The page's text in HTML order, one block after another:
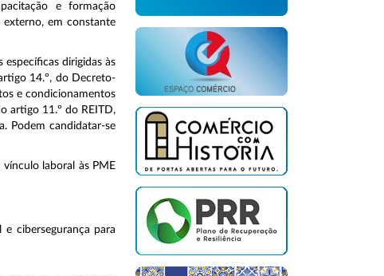
e formação
em constante
dirigidas às
14.º, do Decreto-
e condicionamentos
artigo 11.º do REITD,
Podem candidatar-se
laboral às PME
cibersegurança para